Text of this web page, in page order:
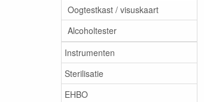
Oogtestkast / visuskaart
Alcoholtester
Instrumenten
Sterilisatie
EHBO